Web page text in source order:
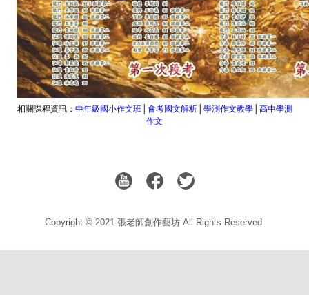
相關課程資訊： 中年級國小作文班│ 會考國文解析│ 學測作文教學│ 高中學測
作文
Copyright © 2021 張老師創作藝坊 All Rights Reserved.